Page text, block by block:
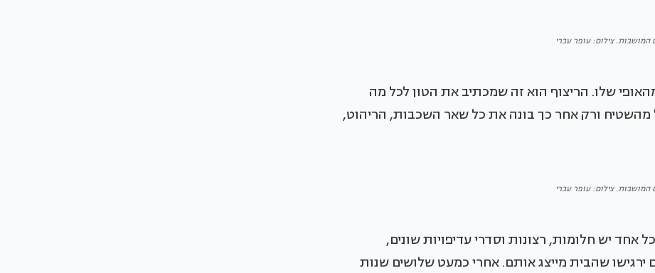
המושבות. צילום: עופר עברי
שלו. הריצוף הוא זה שמכתיב את הטון לכל מה
מהשטיח ורק אחר כך בונה את כל שאר השכבות, הריהוט,
המושבות. צילום: עופר עברי
אחד יש חלומות, רצונות וסדרי עדיפויות שונים,
שהבית מייצג אותם. אחרי כמעט שלושים שנות